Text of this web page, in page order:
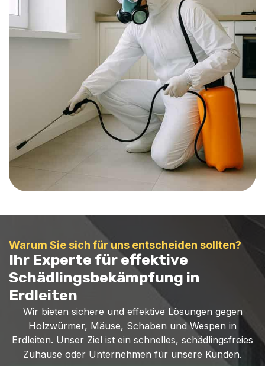
Warum Sie sich für uns entscheiden sollten?
Ihr Experte für effektive
Schädlingsbekämpfung in
Erdleiten
Wir bieten sichere und effektive Lösungen gegen
Holzwürmer, Mäuse, Schaben und Wespen in
Erdleiten. Unser Ziel ist ein schnelles, schädlingsfreies
Zuhause oder Unternehmen für unsere Kunden.